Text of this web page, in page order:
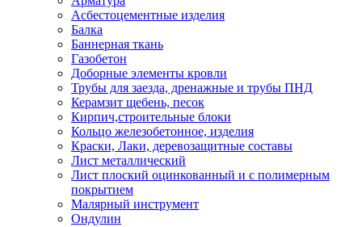
Асбестоцементные изделия
Балка
Баннерная ткань
Газобетон
Доборные элементы кровли
Трубы для заезда, дренажные и трубы ПНД
Керамзит щебень, песок
Кирпич,строительные блоки
Кольцо железобетонное, изделия
Краски, Лаки, деревозащитные составы
Лист металлический
Лист плоский оцинкованный и с полимерным
покрытием
Малярный инструмент
Ондулин